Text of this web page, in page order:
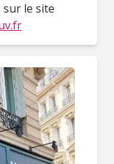
le site